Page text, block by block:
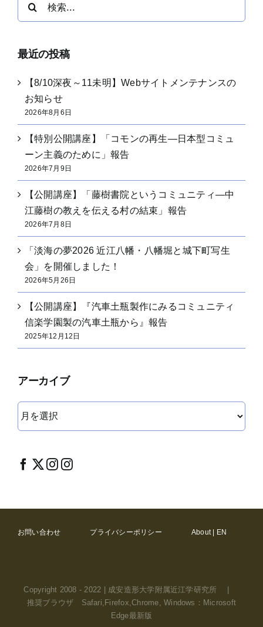
最近の投稿
【8/10深夜～11未明】Webサイトメンテナンスの
お知らせ
2026年8月6日
【特別公開講座】「コモンの再生―日本型コミュ
ーン主義のために」報告
2026年7月9日
【公開講座】「藤樹書院というコミュニティ―中
江藤樹の教えを伝える村の結束」報告
2026年7月8日
「淡海の夢2026 近江八幡・八幡堀と城下町写生
会」を開催しました！
2026年5月26日
【公開講座】『汽車土瓶製作にみるコミュニティ
信楽学園製の汽車土瓶から』報告
2025年12月12日
アーカイブ
イ
ブ
お問い合わせ プライバシーポリシー About | EN
Copyright 2008 - 2022 | 成安造形大学附属近江学研究所 |
推奨ブラウザ Safari,Firefox,Chrome, Windows：Microsoft
Edge最新版